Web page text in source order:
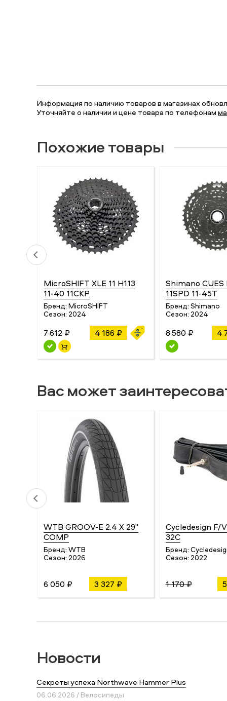
Информация по наличию товаров в магазинах
Уточняйте о наличии и цене товара по телефонам
Похожие товары
MicroSHIFT XLE 11 H113
11-40 11СКР
Бренд: MicroSHIFT
Сезон: 2024
7 612 ₽ 4 186 ₽
Shimano CUES
11SPD 11-45T
Бренд: Shimano
Сезон: 2024
8 580 ₽ 4
Вас может
WTB GROOV-E 2.4 X 29"
COMP
Бренд: WTB
Сезон: 2026
6 050 ₽ 3 327 ₽
Cycledesign F/
32C
Бренд:
Сезон: 2022
1 170 ₽
Новости
Секреты успеха Northwave Hammer Plus
06.06.2026 / Велосипеды